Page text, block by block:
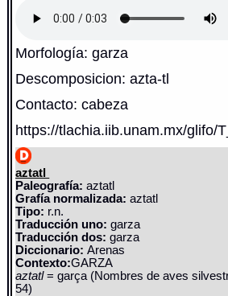
Morfología: garza
Descomposicion: azta-tl
Contacto: cabeza
https://tlachia.iib.unam.mx/glifo/
aztatl
Paleografía: aztatl
Grafía normalizada: aztatl
Tipo: r.n.
Traducción uno: garza
Traducción dos: garza
Diccionario:Arenas
Contexto:GARZA
aztatl= garça (Nombres de aves
54)